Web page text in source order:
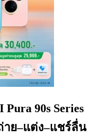
90s Series
าย–แต่ง–แชร์ลื่น